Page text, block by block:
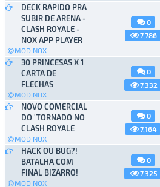
DECK RAPIDO PRA
SUBIR DE ARENA -
CLASH ROYALE -
NOX APP PLAYER
MOD NOX
0
7,786
30 PRINCESAS X 1
CARTA DE
FLECHAS
MOD NOX
0
7,332
NOVO COMERCIAL
DO 'TORNADO NO
CLASH ROYALE
MOD NOX
0
7,164
HACK OU BUG?!
BATALHA COM
FINAL BIZARRO!
MOD NOX
0
7,325